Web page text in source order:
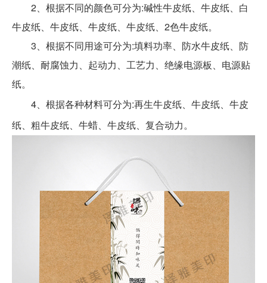
2、根据不同的颜色可分为:碱性牛皮纸、牛皮纸、白
牛皮纸、牛皮纸、牛皮纸、牛皮纸、2色牛皮纸。
3、根据不同用途可分为:填料功率、防水牛皮纸、防
潮纸、耐腐蚀力、起动力、工艺力、绝缘电源板、电源贴
纸。
4、根据各种材料可分为:再生牛皮纸、牛皮纸、牛皮
纸、粗牛皮纸、牛蜡、牛皮纸、复合动力。